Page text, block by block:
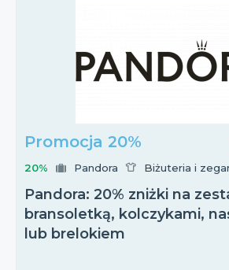
Promocja 20%
20% Pandora Biżuteria i
Pandora: 20% zniżki na
bransoletką, kolczykami,
lub brelokiem